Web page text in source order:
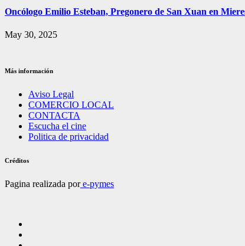
Oncólogo Emilio Esteban, Pregonero de San Xuan en
May 30, 2025
Más información
Aviso Legal
COMERCIO LOCAL
CONTACTA
Escucha el cine
Politica de privacidad
Créditos
Pagina realizada pore-pymes